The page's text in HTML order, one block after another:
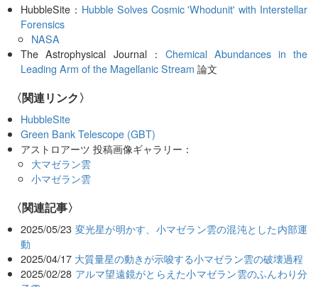
HubbleSite： Hubble Solves Cosmic 'Whodunit' with Interstellar
Forensics
NASA
The Astrophysical Journal： Chemical Abundances in the
Leading Arm of the Magellanic Stream 論文
〈関連リンク〉
HubbleSite
Green Bank Telescope (GBT)
アストロアーツ 投稿画像ギャラリー：
大マゼラン雲
小マゼラン雲
関連記事
2025/05/23 変光星が明かす、小マゼラン雲の混沌とした内部運
動
2025/04/17 大質量星の動きが示唆する小マゼラン雲の破壊過程
2025/02/28 アルマ望遠鏡がとらえた小マゼラン雲のふんわり分